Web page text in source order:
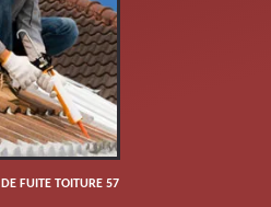
DE FUITE TOITURE 57